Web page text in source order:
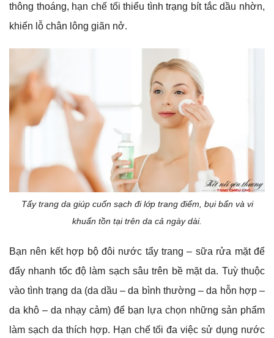
thông thoáng, hạn chế tối thiểu tình trạng bít tắc dầu nhờn,
khiến lỗ chân lông giãn nở.
Tẩy trang da giúp cuốn sạch đi lớp trang điểm, bụi bẩn và vi
khuẩn tồn tại trên da cả ngày dài.
Bạn nên kết hợp bộ đôi nước tẩy trang – sữa rửa mặt để
đẩy nhanh tốc độ làm sạch sâu trên bề mặt da. Tuỳ thuộc
vào tình trạng da (da dầu – da bình thường – da hỗn hợp –
da khô – da nhạy cảm) để bạn lựa chọn những sản phẩm
làm sạch da thích hợp. Hạn chế tối đa việc sử dụng nước